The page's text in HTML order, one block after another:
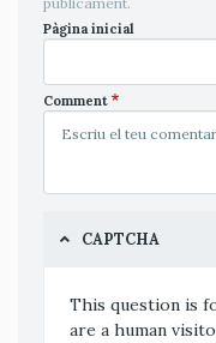
Pàgina inicial
Comment
CAPTCHA
This question is
are a human